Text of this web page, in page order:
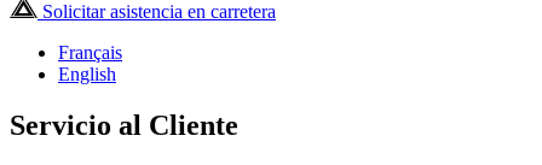
Solicitar asistencia en carretera
Français
English
Servicio al Cliente